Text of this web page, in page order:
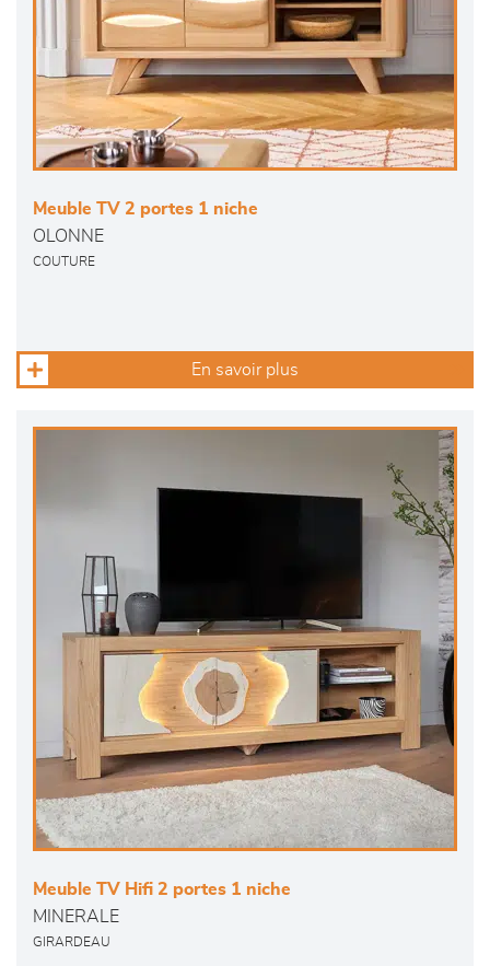
Meuble TV 2 portes 1 niche
OLONNE
COUTURE
En savoir plus
Meuble TV Hifi 2 portes 1 niche
MINERALE
GIRARDEAU